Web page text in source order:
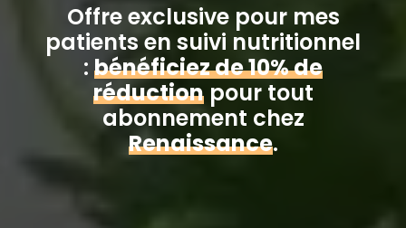
Offre exclusive pour mes
patients en suivi nutritionnel
: bénéficiez de 10% de
réductionpour tout
abonnement chez
Renaissance.